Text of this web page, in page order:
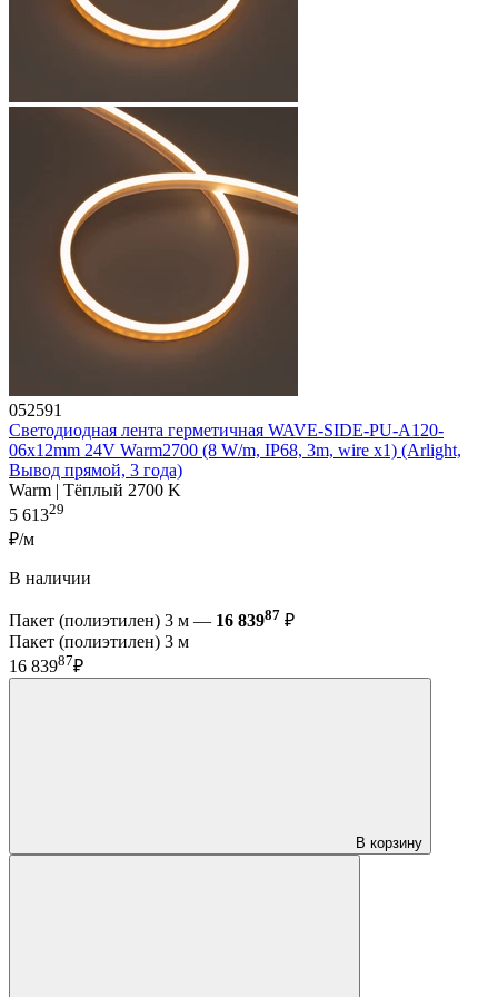
052591
Светодиодная лента герметичная WAVE-SIDE-PU-A120-
06x12mm 24V Warm2700 (8 W/m, IP68, 3m, wire x1) (Arlight,
Вывод прямой, 3 года)
Warm | Тёплый 2700 K
5 61329
₽/м
В наличии
Пакет (полиэтилен) 3 м — 16 83987 ₽
Пакет (полиэтилен) 3 м
16 83987₽
В корзину